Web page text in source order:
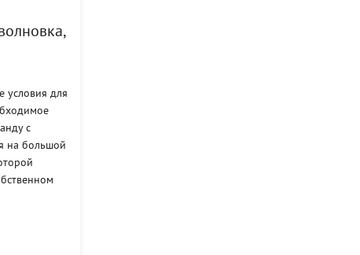
условия для
с
на большой